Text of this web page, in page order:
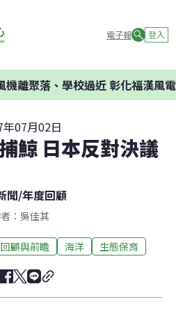
電子報 登入
離聚落、學校過近 彰化福漢風電
年07月02日
鯨 日本反對決議
聞/年度回顧
：吳佳其
回顧與前瞻 海洋 生態保育